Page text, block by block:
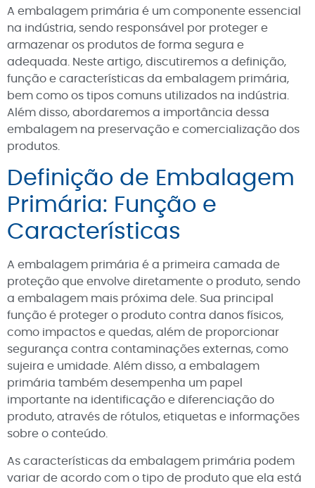
A embalagem primária é um componente essencial
na indústria, sendo responsável por proteger e
armazenar os produtos de forma segura e
adequada. Neste artigo, discutiremos a definição,
função e características da embalagem primária,
bem como os tipos comuns utilizados na indústria.
Além disso, abordaremos a importância dessa
embalagem na preservação e comercialização dos
produtos.
Definição de Embalagem
Primária: Função e
Características
A embalagem primária é a primeira camada de
proteção que envolve diretamente o produto, sendo
a embalagem mais próxima dele. Sua principal
função é proteger o produto contra danos físicos,
como impactos e quedas, além de proporcionar
segurança contra contaminações externas, como
sujeira e umidade. Além disso, a embalagem
primária também desempenha um papel
importante na identificação e diferenciação do
produto, através de rótulos, etiquetas e informações
sobre o conteúdo.
As características da embalagem primária podem
variar de acordo com o tipo de produto que ela está